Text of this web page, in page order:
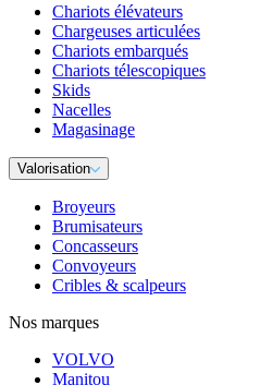
Chariots élévateurs
Chargeuses articulées
Chariots embarqués
Chariots télescopiques
Skids
Nacelles
Magasinage
Valorisation
Broyeurs
Brumisateurs
Concasseurs
Convoyeurs
Cribles & scalpeurs
Nos marques
VOLVO
Manitou